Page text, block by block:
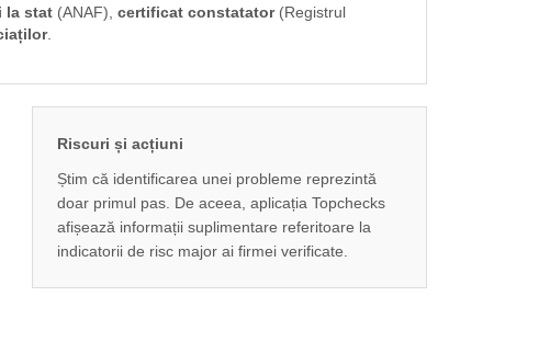
la stat (ANAF), certificat constatator(Registrul
.
Riscuri și acțiuni
Știm că identificarea unei probleme reprezintă
doar primul pas. De aceea, aplicația Topchecks
afișează informații suplimentare referitoare la
indicatorii de risc major ai firmei verificate.